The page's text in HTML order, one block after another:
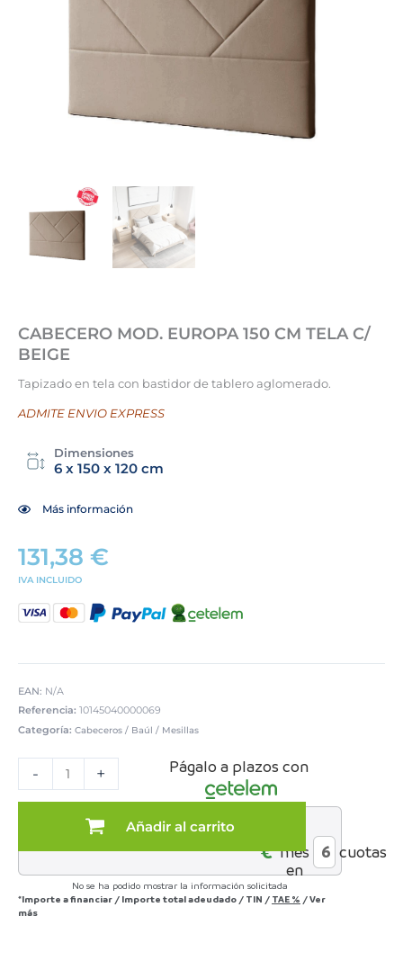
CABECERO MOD. EUROPA 150 CM TELA C/
BEIGE
Tapizado en tela con bastidor de tablero aglomerado.
ADMITE ENVIO EXPRESS
Dimensiones
6 x 150 x 120 cm
Más información
131,38 €
IVA INCLUIDO
EAN: N/A
Referencia: 10145040000069
Categoría: Cabeceros / Baúl / Mesillas
-
150
C/
BEIGE
+
Añadir al carrito
Págalo a plazos con
€*mes
en
cuotas
No se ha podido mostrar la información solicitada
*Importe a financiar / Importe total adeudado / TIN / TAE % /Ver
más